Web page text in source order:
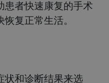
患者快速康复的手术
复正常生活。
状和诊断结果来选